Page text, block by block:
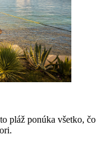
pláž ponúka všetko, čo